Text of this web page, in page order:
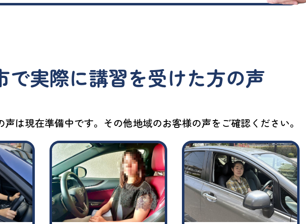
で実際に講習を受けた方の声
は現在準備中です。その他地域のお客様の声をご確認ください。